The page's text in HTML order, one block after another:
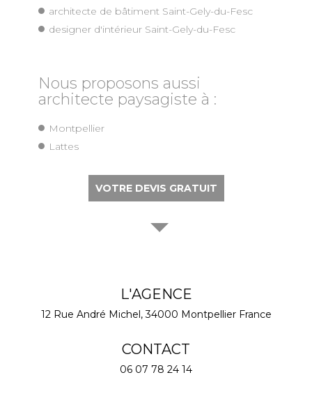
architecte de bâtiment Saint-Gely-du-Fesc
designer d'intérieur Saint-Gely-du-Fesc
Nous proposons aussi
architecte paysagiste à :
Montpellier
Lattes
VOTRE DEVIS GRATUIT
L'AGENCE
12 Rue André Michel, 34000 Montpellier France
CONTACT
06 07 78 24 14